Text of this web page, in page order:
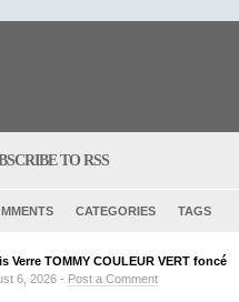
TO RSS
CATEGORIES TAGS
Verre TOMMY COULEUR VERT foncé
6, 2026 - Post a Comment